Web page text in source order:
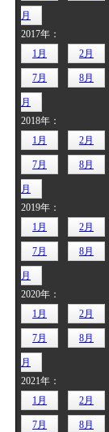
月
2017年：
1月
2月
7月 8月
月
2018年：
1月
2月
7月 8月
月
2019年：
1月
2月
7月 8月
月
2020年：
1月
2月
7月 8月
月
2021年：
1月
2月
7月 8月